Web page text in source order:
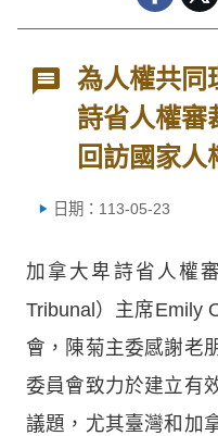
為人權共同
詩省人權
回訪國家人
日期：113-05-23
加拿大卑詩省人權
Tribunal）主席Emily
會，陳菊主委感謝老
委員會致力於建立有
議題，尤其臺灣和加